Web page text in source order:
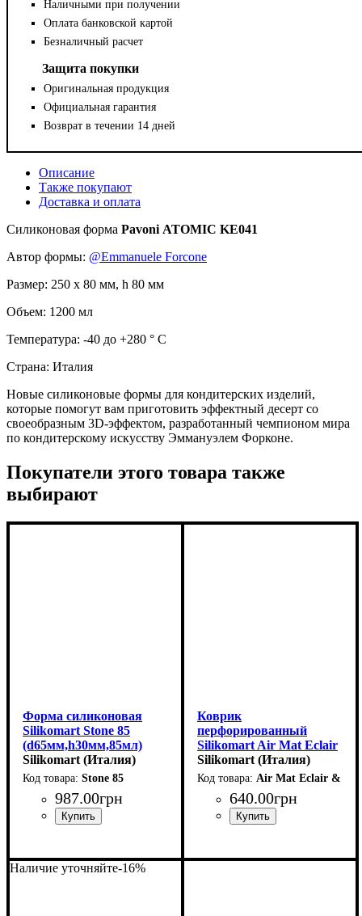
Наличными при получении
Оплата банковской картой
Безналичный расчет
Защита покупки
Оригинальная продукция
Официальная гарантия
Возврат в течении 14 дней
Описание
Также покупают
Доставка и оплата
Силиконовая форма Pavoni ATOMIC KE041
Автор формы: @Emmanuele Forcone
Размер: 250 х 80 мм, h 80 мм
Объем: 1200 мл
Температура: -40 до +280 ° С
Страна: Италия
Новые силиконовые формы для кондитерских изделий,
которые помогут вам приготовить эффектный десерт со
своеобразным 3D-эффектом, разработанный чемпионом мира
по кондитерскому искусству Эммануэлем Форконе.
Покупатели этого товара также
выбирают
Форма силиконовая
Silikomart Stone 85
(d65мм,h30мм,85мл)
Silikomart (Италия)
Stone 85
987.00грн
Коврик
перфорированный
Silikomart Air Mat Eclair
& Choux (300x400мм)
Silikomart (Италия)
Air Mat Eclair &
640.00грн
Наличие уточняйте-16%